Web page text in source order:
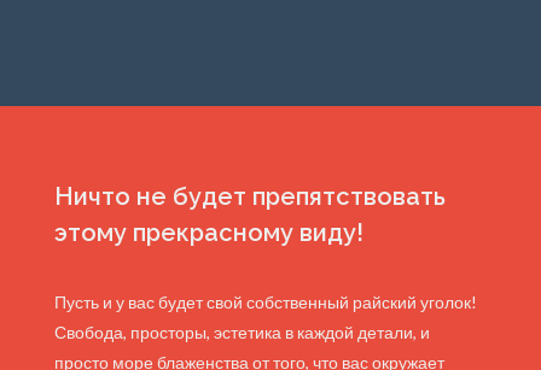
Ничто не будет препятствовать
этому прекрасному виду!
Пусть и у вас будет свой собственный райский уголок!
Свобода, просторы, эстетика в каждой детали, и
просто море блаженства от того, что вас окружает